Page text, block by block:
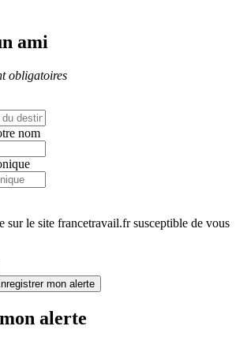
ami
obligatoires
nom
sur le site francetravail.fr susceptible de vous
mon alerte
alerte